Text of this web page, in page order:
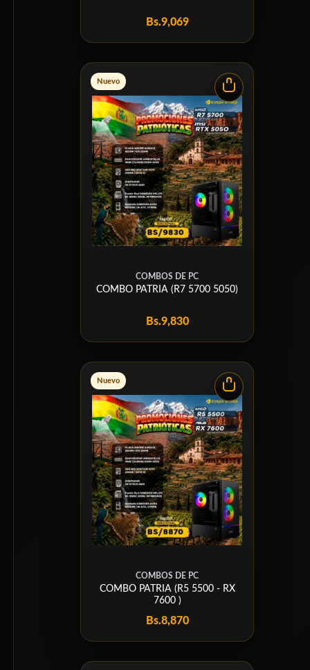
Bs.9,069
Nuevo
COMBOS DE PC
COMBO PATRIA (R7 5700 5050)
Bs.9,830
Nuevo
COMBOS DE PC
COMBO PATRIA (R5 5500 - RX
7600 )
Bs.8,870